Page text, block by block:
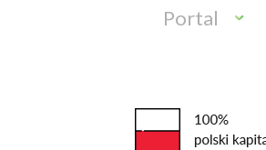
Portal